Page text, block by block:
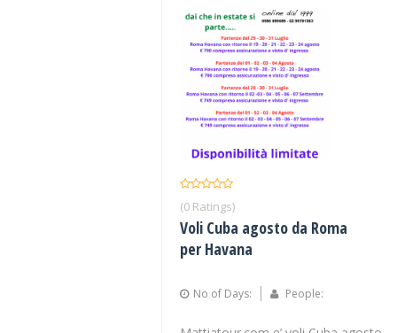
(0 Ratings)
Voli Cuba agosto da Roma
per Havana
No of Days: People: